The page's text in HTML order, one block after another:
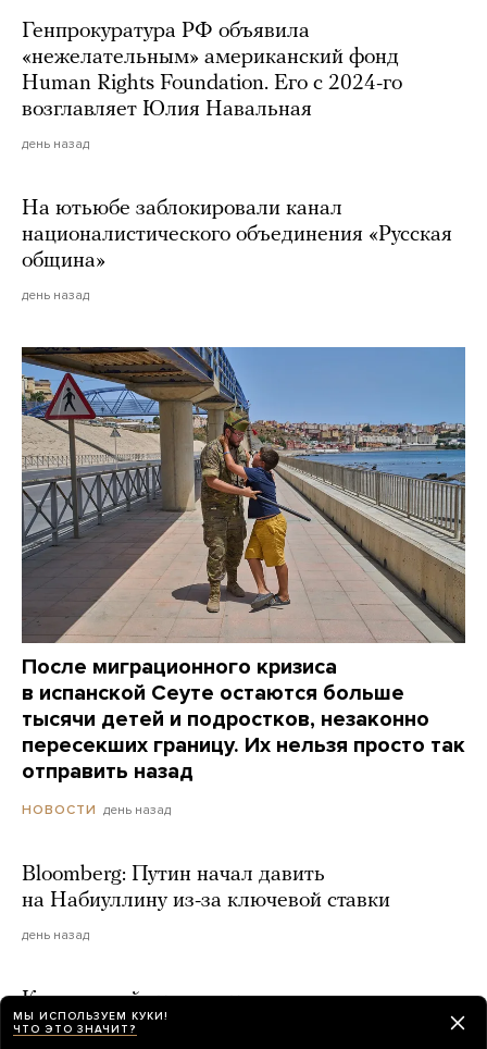
Генпрокуратура РФ объявила
«нежелательным» американский фонд
Human Rights Foundation. Его с 2024-го
возглавляет Юлия Навальная
день назад
На ютьюбе заблокировали канал
националистического объединения «Русская
община»
день назад
После миграционного кризиса
в испанской Сеуте остаются больше
тысячи детей и подростков, незаконно
пересекших границу. Их нельзя просто так
отправить назад
НОВОСТИ день назад
Bloomberg: Путин начал давить
на Набиуллину из-за ключевой ставки
день назад
К хакерской атаке, которую недавно
устроили ИИ-модели OpenAI, привела
МЫ ИСПОЛЬЗУЕМ КУКИ!
ЧТО ЭТО ЗНАЧИТ?